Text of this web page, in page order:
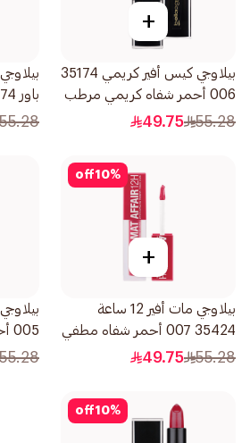
+
بيلاوجي كيس أفير كريمي 35174
006 أحمر شفاه كريمي مرطب
1قطعة
55.28
49.75
لامع
55.28
10%
off
+
بيلاوجي مات أفير 12 ساعة
35424 007 أحمر شفاه مطفي
1قطعة
55.28
49.75
005 أحمر شفاه مرطب 1قطعة
55.28
10%
off